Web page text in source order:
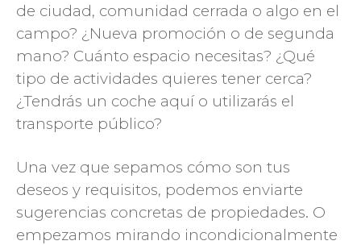
de ciudad, comunidad cerrada o algo en el
campo? ¿Nueva promoción o de segunda
mano? Cuánto espacio necesitas? ¿Qué
tipo de actividades quieres tener cerca?
¿Tendrás un coche aquí o utilizarás el
transporte público?
Una vez que sepamos cómo son tus
deseos y requisitos, podemos enviarte
sugerencias concretas de propiedades. O
empezamos mirando incondicionalmente